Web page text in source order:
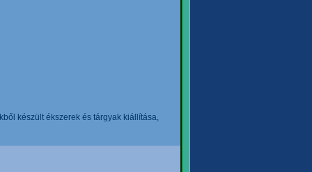
készült ékszerek és tárgyak kiállítása,